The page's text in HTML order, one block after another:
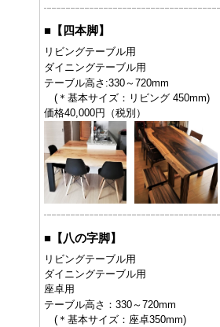
■ 【四本脚】
リビングテーブル用
ダイニングテーブル用
テーブル高さ:330～720mm
(＊基本サイズ：リビング 450mm)
価格40,000円（税別）
■ 【八の字脚】
リビングテーブル用
ダイニングテーブル用
座卓用
テーブル高さ：330～720mm
(＊基本サイズ：座卓350mm)